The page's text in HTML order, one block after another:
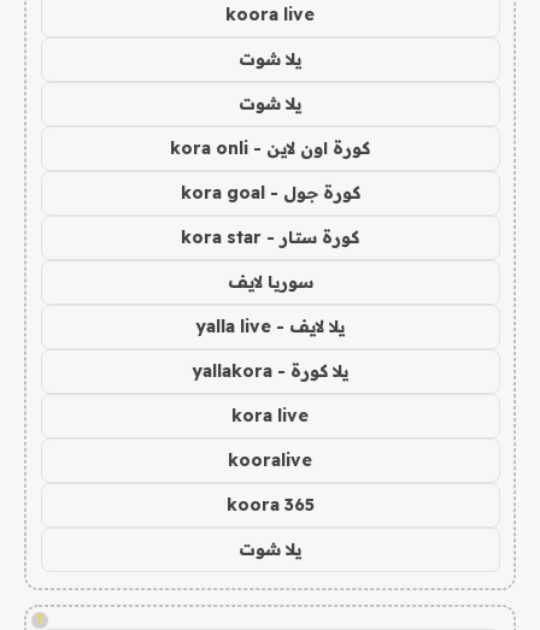
koora live
يلا شوت
يلا شوت
كورة اون لاين - kora onli
كورة جول - kora goal
كورة ستار - kora star
سوريا لايف
يلا لايف - yalla live
يلا كورة - yallakora
kora live
kooralive
koora 365
يلا شوت
!